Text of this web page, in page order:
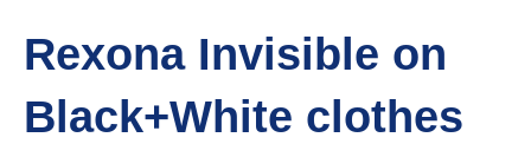
Rexona Invisible on
Black+White clothes